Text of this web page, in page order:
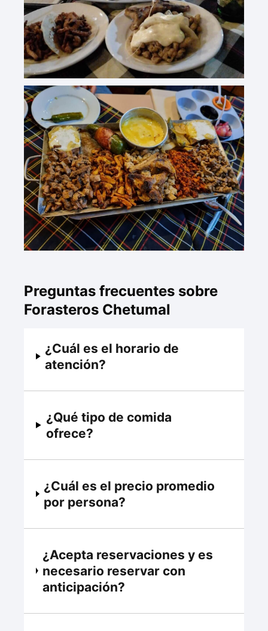
Preguntas frecuentes sobre
Forasteros Chetumal
¿Cuál es el horario de
atención?
¿Qué tipo de comida
ofrece?
¿Cuál es el precio promedio
por persona?
¿Acepta reservaciones y es
necesario reservar con
anticipación?